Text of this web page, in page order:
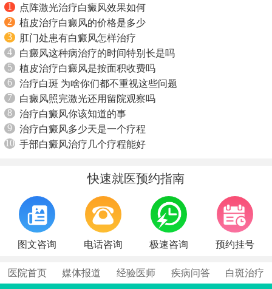
1
点阵激光治疗白癜风效果如何
2
植皮治疗白癜风的价格是多少
3
肛门处患有白癜风怎样治疗
4
白癜风这种病治疗的时间特别长是吗
5
植皮治疗白癜风是按面积收费吗
6
治疗白斑 为啥你们都不重视这些问题
7
白癜风照完激光还用留院观察吗
8
治疗白癜风你该知道的事
9
治疗白癜风多少天是一个疗程
10 手部白癜风治疗几个疗程能好
快速就医预约指南
图文咨询 电话咨询 极速咨询 预约挂号
医院首页 媒体报道 经验医师 疾病问答 白斑治疗
不方便沟通的话，可以留下您的联系方式，稍后联系您